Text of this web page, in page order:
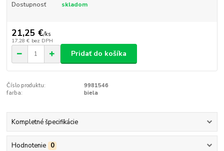
Dostupnosť skladom
21,25 €/ks
17,28 € bez DPH
Pridať do košíka
Číslo produktu:
9981546
farba:
biela
Kompletné špecifikácie
Hodnotenie 0